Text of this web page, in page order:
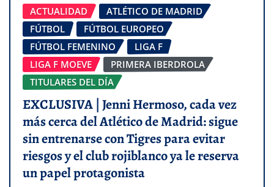
ACTUALIDAD
ATLÉTICO DE MADRID
FÚTBOL
FÚTBOL EUROPEO
FÚTBOL FEMENINO
LIGA F
LIGA F MOEVE
PRIMERA IBERDROLA
TITULARES DEL DÍA
EXCLUSIVA | Jenni Hermoso, cada vez
más cerca del Atlético de Madrid: sigue
sin entrenarse con Tigres para evitar
riesgos y el club rojiblanco ya le reserva
un papel protagonista